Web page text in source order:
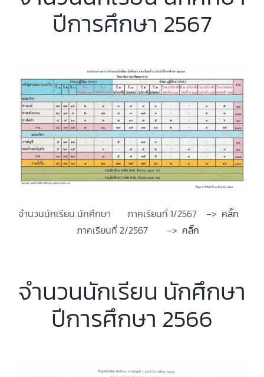
ปีการศึกษา 2567
จำนวนนักเรียน นักศึกษา ภาคเรียนที่ 1/2567 –> คลิ๊ก
ภาคเรียนที่ 2/2567 –> คลิ๊ก
จำนวนนักเรียน นักศึกษา
ปีการศึกษา 2566